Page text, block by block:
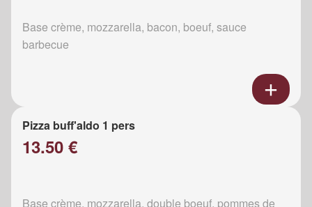
Base crème, mozzarella, bacon, boeuf, sauce
barbecue
Pizza buff'aldo 1 pers
13.50 €
Base crème, mozzarella, double boeuf, pommes de